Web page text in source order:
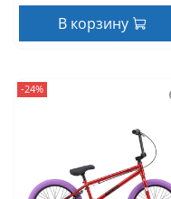
В корзину
-24%